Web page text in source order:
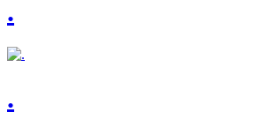
.
.